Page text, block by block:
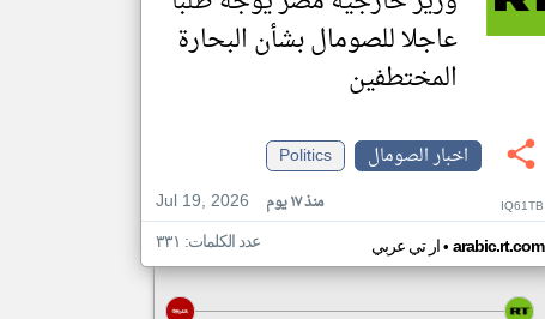
عاجلا للصومال بشأن البحارة
المختطفين
اخبار الصومال
Politics
Jul 19, 2026
منذ ١٧ يوم IQ61TB
ار تي عربي• arabic.rt.com عدد الكلمات: ٣٣١